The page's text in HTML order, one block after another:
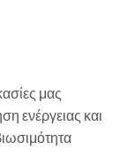
μας
ενέργειας και